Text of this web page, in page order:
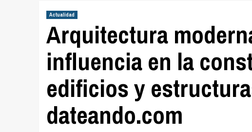
Actualidad
Arquitectura
influencia en la
edificios y
dateando.com